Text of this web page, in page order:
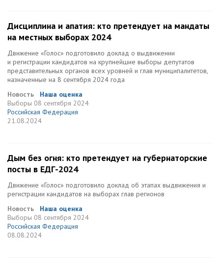
Дисциплина и апатия: кто претендует на мандаты
на местных выборах 2024
Движение «Голос» подготовило доклад о выдвижении
и регистрации кандидатов на крупнейшие выборы депутатов
представительных органов всех уровней и глав муниципалитетов,
назначенные на 8 сентября 2024 года
Новость
Наша оценка
Выборы 08 сентября 2024
Российская Федерация
21.08.2024
Дым без огня: кто претендует на губернаторские
посты в ЕДГ-2024
Движение «Голос» подготовило доклад об этапах выдвижения и
регистрации кандидатов на выборах глав регионов
Новость
Наша оценка
Выборы 08 сентября 2024
Российская Федерация
08.08.2024